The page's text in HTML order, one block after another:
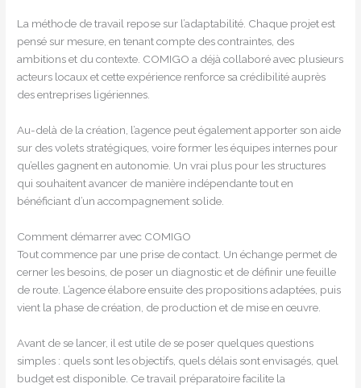
La méthode de travail repose sur l’adaptabilité. Chaque projet est
pensé sur mesure, en tenant compte des contraintes, des
ambitions et du contexte. COMIGO a déjà collaboré avec plusieurs
acteurs locaux et cette expérience renforce sa crédibilité auprès
des entreprises ligériennes.
Au-delà de la création, l’agence peut également apporter son aide
sur des volets stratégiques, voire former les équipes internes pour
qu’elles gagnent en autonomie. Un vrai plus pour les structures
qui souhaitent avancer de manière indépendante tout en
bénéficiant d’un accompagnement solide.
Comment démarrer avec COMIGO
Tout commence par une prise de contact. Un échange permet de
cerner les besoins, de poser un diagnostic et de définir une feuille
de route. L’agence élabore ensuite des propositions adaptées, puis
vient la phase de création, de production et de mise en œuvre.
Avant de se lancer, il est utile de se poser quelques questions
simples : quels sont les objectifs, quels délais sont envisagés, quel
budget est disponible. Ce travail préparatoire facilite la